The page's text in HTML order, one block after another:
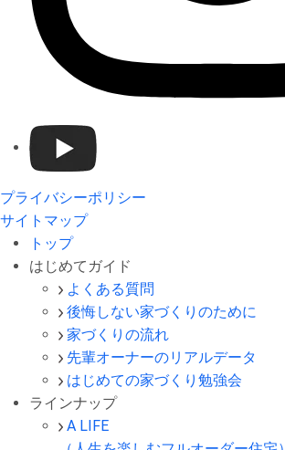
プライバシーポリシー
サイトマップ
トップ
はじめてガイド
よくある質問
後悔しない家づくりのために
家づくりの流れ
先輩オーナーのリアルデータ
はじめての家づくり勉強会
ラインナップ
A LIFE